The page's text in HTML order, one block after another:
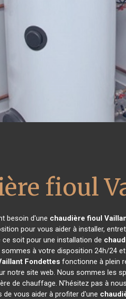
fioul
besoin d'une chaudière fioul
pour vous aider à installer,
soit pour une installation de
à votre disposition 24h/
Fondettesfonctionne à plein
notre site web. Nous sommes les
de chauffage. N'hésitez pas à
de vous aider à profiter d'une